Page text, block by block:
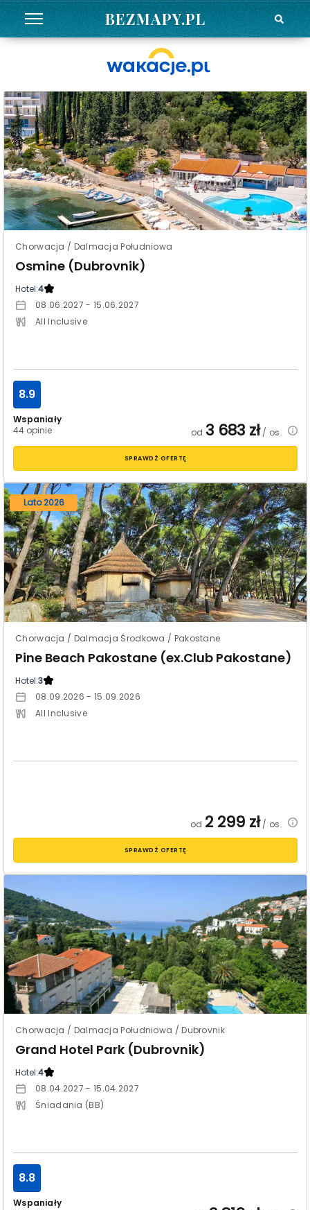
BEZMAPY.PL
Chorwacja / Dalmacja Południowa
Osmine (Dubrovnik)
Hotel:4
08.06.2027 - 15.06.2027
All Inclusive
Wspaniały
44 opinie
8.9
od 3 683 zł/ os.
SPRAWDŹ OFERTĘ
Lato 2026
Chorwacja / Dalmacja Środkowa / Pakostane
Pine Beach Pakostane (ex.Club Pakostane)
Hotel:3
08.09.2026 - 15.09.2026
All Inclusive
od 2 299 zł/ os.
SPRAWDŹ OFERTĘ
Chorwacja / Dalmacja Południowa / Dubrovnik
Grand Hotel Park (Dubrovnik)
Hotel:4
08.04.2027 - 15.04.2027
Śniadania (BB)
Wspaniały
8.8